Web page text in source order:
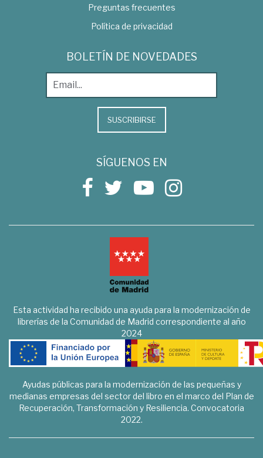
Preguntas frecuentes
Política de privacidad
BOLETÍN DE NOVEDADES
SUSCRIBIRSE
SÍGUENOS EN
Esta actividad ha recibido una ayuda para la modernización de
librerías de la Comunidad de Madrid correspondiente al año
2024
Ayudas públicas para la modernización de las pequeñas y
medianas empresas del sector del libro en el marco del Plan de
Recuperación, Transformación y Resiliencia. Convocatoria
2022.